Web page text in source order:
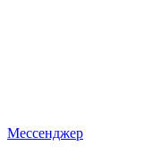
Мессенджер